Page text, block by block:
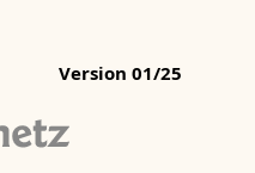
Version 01/25